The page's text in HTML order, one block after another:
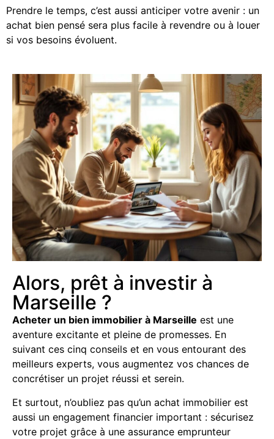
Prendre le temps, c’est aussi anticiper votre avenir : un
achat bien pensé sera plus facile à revendre ou à louer
si vos besoins évoluent.
Alors, prêt à investir à
Marseille ?
Acheter un bien immobilier à Marseille est une
aventure excitante et pleine de promesses. En
suivant ces cinq conseils et en vous entourant des
meilleurs experts, vous augmentez vos chances de
concrétiser un projet réussi et serein.
Et surtout, n’oubliez pas qu’un achat immobilier est
aussi un engagement financier important : sécurisez
votre projet grâce à une assurance emprunteur